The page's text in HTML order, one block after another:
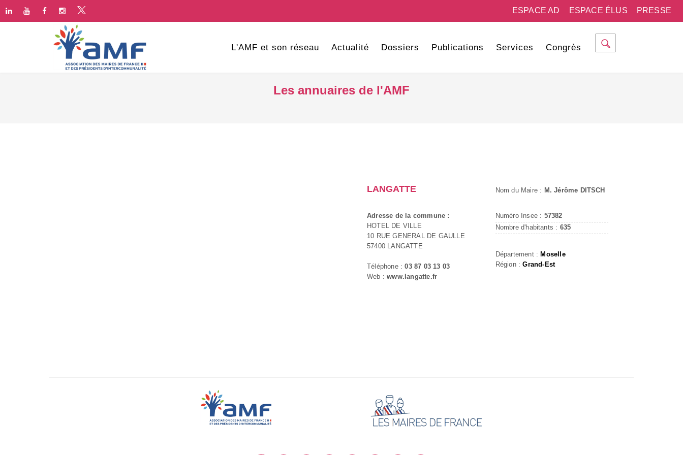
PRESSE
ESPACE ÉLUS
ESPACE AD
L'AMF et son réseau Actualité Dossiers Publications Services Congrès
Les annuaires de l'AMF
LANGATTE
Adresse de la commune :
HOTEL DE VILLE
10 RUE GENERAL DE GAULLE
57400 LANGATTE
Téléphone :03 87 03 13 03
Web :www.langatte.fr
Nom du Maire : M. Jérôme DITSCH
Numéro Insee : 57382
Nombre d'habitants : 635
Département : Moselle
Région :Grand-Est